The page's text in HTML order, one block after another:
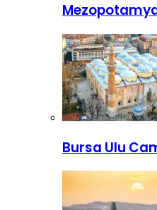
Bursa Ulu